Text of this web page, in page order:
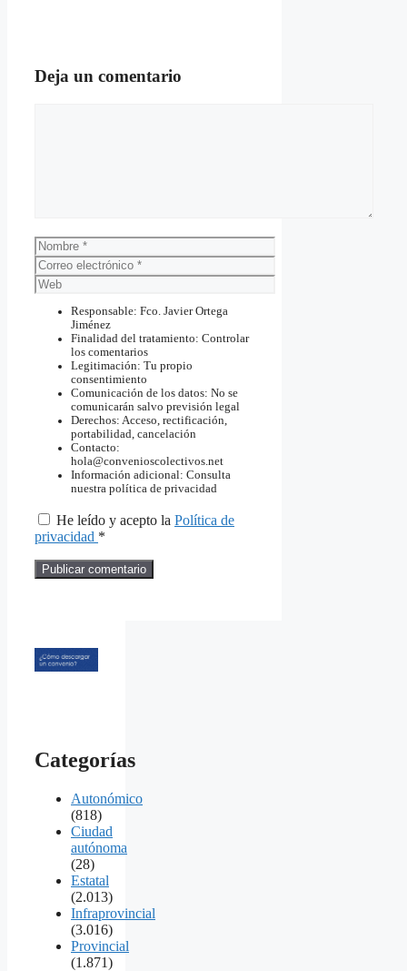
Deja un comentario
Nombre
Correo
electrónico
Web
Responsable: Fco. Javier Ortega
Jiménez
Finalidad del tratamiento: Controlar
los comentarios
Legitimación: Tu propio
consentimiento
Comunicación de los datos: No se
comunicarán salvo previsión legal
Derechos: Acceso, rectificación,
portabilidad, cancelación
Contacto:
hola@convenioscolectivos.net
Información adicional: Consulta
nuestra política de privacidad
He leído y acepto la Política de
privacidad *
Categorías
Autonómico
(818)
Ciudad
autónoma
(28)
Estatal
(2.013)
Infraprovincial
(3.016)
Provincial
(1.871)